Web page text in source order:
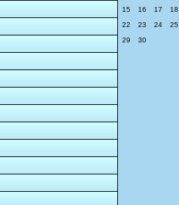
15 16 17 18
22
23 24 25
29
30